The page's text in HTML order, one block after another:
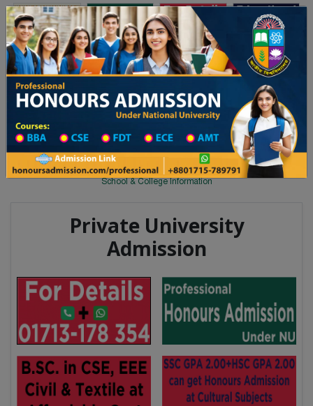
Toggle navigation অনার্স ভর্তি প্রফেশনাল অনার্স
Updates
২৬ শিক্ষাবর্ষের ১ম বর্ষের ভর্তি আবেদন বিজ্ঞপ্তি ঢাকা বিশ্ববিদ্যালয় ২০২৫-২৬
School & College in Narayanganj District
School & College
School & College Information
Private University
Admission